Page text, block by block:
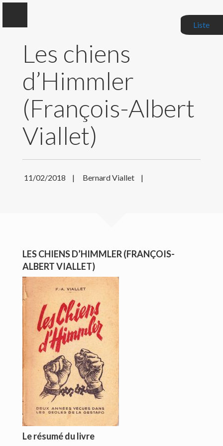
Bernard Viallet
Auteur, Critique littéraire, Correcteur de manuscrits
Copyright © 2016. Bernard Viallet. Tous droits réservés.
Liste
Les chiens
d’Himmler
(François-Albert
Viallet)
11/02/2018 | Bernard Viallet |
LES CHIENS D’HIMMLER (FRANÇOIS-
ALBERT VIALLET)
Le résumé du livre